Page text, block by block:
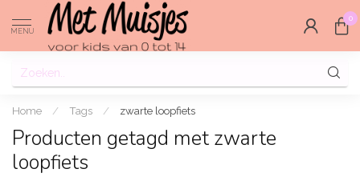
MENU
0
Home / Tags / zwarte loopfiets
Producten getagd met zwarte
loopfiets